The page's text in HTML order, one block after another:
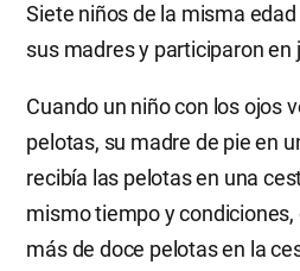
Siete niños de la misma
sus madres y participaron en
Cuando un niño con los ojos
pelotas, su madre de pie en
recibía las pelotas en una
mismo tiempo y
más de doce pelotas en la